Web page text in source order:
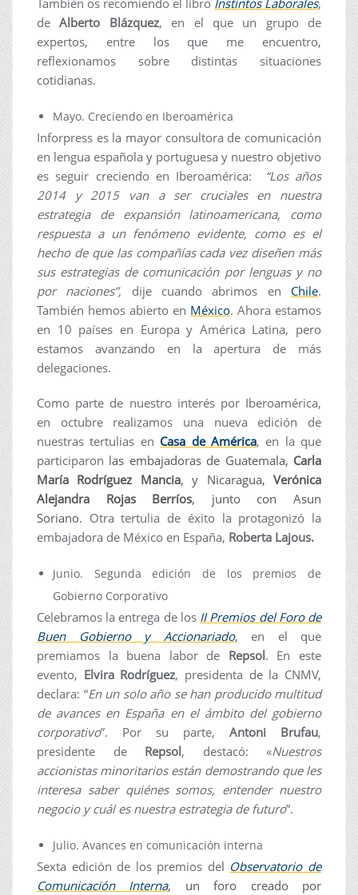
deAlberto Blázquez, en el que un grupo de
expertos, entre los que me encuentro,
reflexionamos sobre distintas situaciones
cotidianas.
Mayo. Creciendo en Iberoamérica
Inforpress es la mayor consultora de comunicación
en lengua española y portuguesa y nuestro objetivo
es seguir creciendo en Iberoamérica:
“Los años
2014 y 2015 van a ser cruciales en nuestra
estrategia de expansión latinoamericana, como
respuesta a un fenómeno evidente, como es el
hecho de que las compañías cada vez diseñen más
sus estrategias de comunicación por lenguas y no
por naciones”, dije cuando abrimos en Chile.
También hemos abierto en México. Ahora estamos
en 10 países en Europa y América Latina, pero
estamos avanzando en la apertura de más
delegaciones.
Como parte de nuestro interés por Iberoamérica,
en octubre realizamos una nueva edición de
nuestras tertulias en Casa de América, en la que
participaron las embajadoras de Guatemala, Carla
María Rodríguez Mancia, y Nicaragua,Verónica
Alejandra Rojas Berríos, junto con Asun
Soriano. Otra tertulia de éxito la protagonizó la
embajadora de México en España, Roberta Lajous.
Junio. Segunda edición de los premios de
Gobierno Corporativo
Celebramos la entrega de los II Premios del Foro de
Buen Gobierno y Accionariado, en el que
premiamos la buena labor de Repsol. En este
evento, Elvira Rodríguez, presidenta de la CNMV,
declara: “En un solo año se han producido multitud
de avances en España en el ámbito del gobierno
corporativo”. Por su parte, Antoni Brufau,
presidente de Repsol, destacó: «Nuestros
accionistas minoritarios están demostrando que les
interesa saber quiénes somos, entender nuestro
negocio y cuál es nuestra estrategia de futuro”.
Julio. Avances en comunicación interna
Sexta edición de los premios del Observatorio de
Comunicación Interna, un foro creado por